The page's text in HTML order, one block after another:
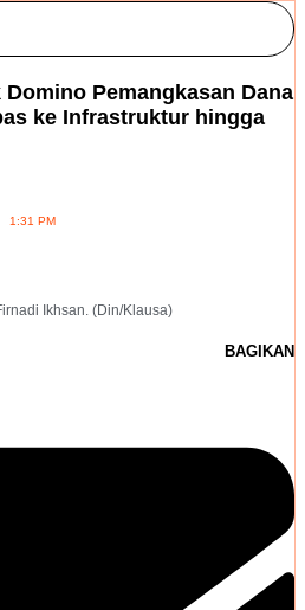
Pemangkasan Dana
ke Infrastruktur hingga
1:31 PM
Ikhsan. (Din/Klausa)
BAGIKAN